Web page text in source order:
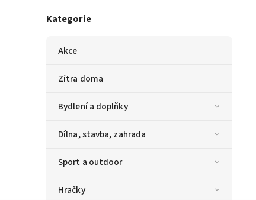
Kategorie
Akce
Zítra doma
Bydlení a doplňky
Dílna, stavba, zahrada
Sport a outdoor
Hračky